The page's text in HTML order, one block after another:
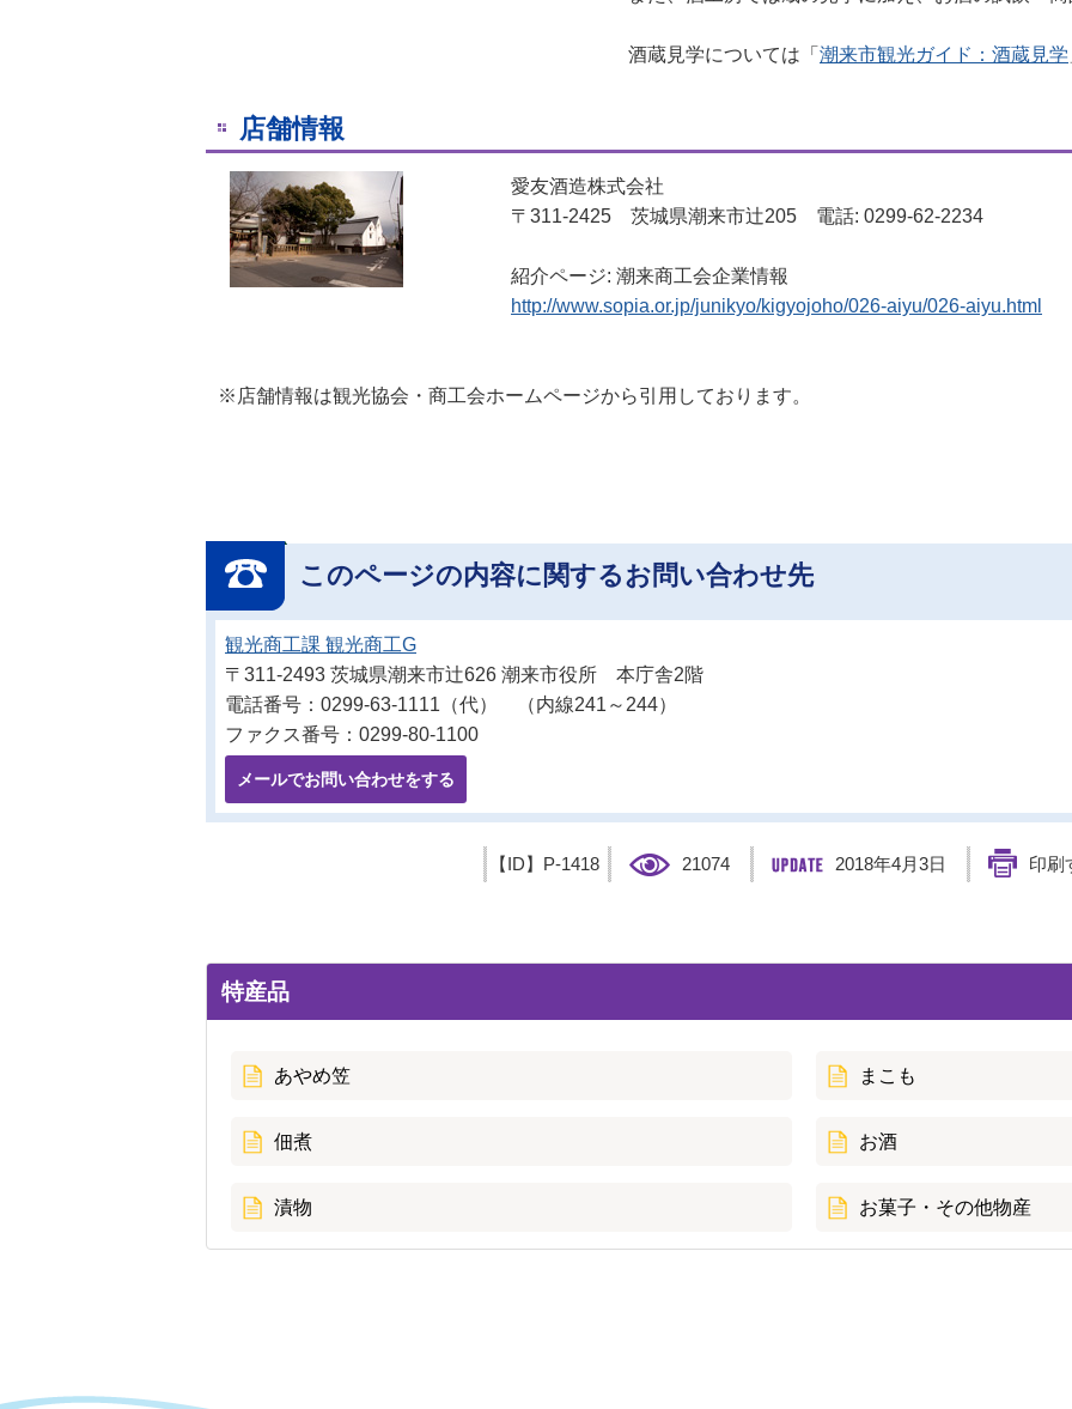
酒蔵見学については「 潮来市観光ガイド：酒蔵見学
店舗情報
愛友酒造株式会社
〒311-2425 茨城県潮来市辻205 電話: 0299-62-2234
紹介ページ: 潮来商工会企業情報
http://www.sopia.or.jp/junikyo/kigyojoho/026-aiyu/026-aiyu.html
※店舗情報は観光協会・商工会ホームページから引用しております。
このページの内容に関するお問い合わせ先
観光商工課 観光商工G
〒311-2493 茨城県潮来市辻626 潮来市役所 本庁舎2階
電話番号：0299-63-1111（代） （内線241～244）
ファクス番号：0299-80-1100
メールでお問い合わせをする
【ID】 P-1418 21074 2018年4月3日 印刷
特産品
あやめ笠 まこも
佃煮 お酒
漬物 お菓子・その他物産